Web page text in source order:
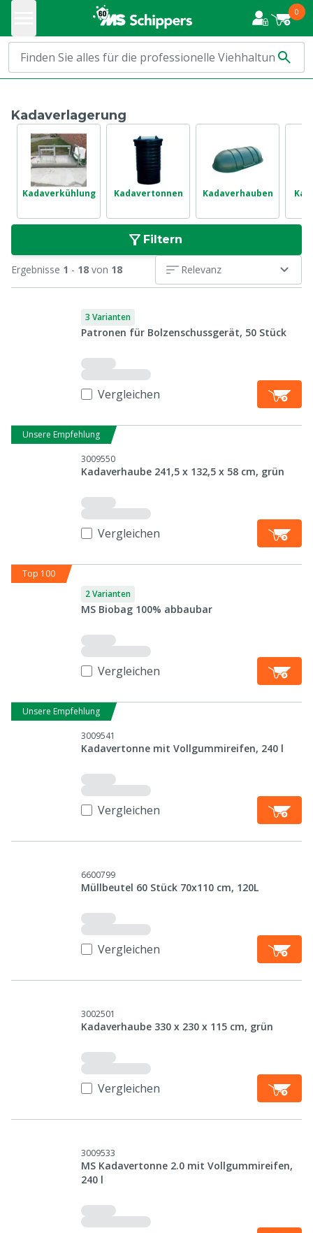
0
Kadaverlagerung
Kadaverkühlung Kadavertonnen Kadaverhauben
Filtern
Ergebnisse 1 - 18 von 18 Relevanz
3 Varianten
Patronen für Bolzenschussgerät, 50 Stück
Vergleichen
Unsere Empfehlung
3009550
Kadaverhaube 241,5 x 132,5 x 58 cm, grün
Vergleichen
Top 100
2 Varianten
MS Biobag 100% abbaubar
Vergleichen
Unsere Empfehlung
3009541
Kadavertonne mit Vollgummireifen, 240 l
Vergleichen
6600799
Müllbeutel 60 Stück 70x110 cm, 120L
Vergleichen
3002501
Kadaverhaube 330 x 230 x 115 cm, grün
Vergleichen
3009533
MS Kadavertonne 2.0 mit Vollgummireifen,
240 l